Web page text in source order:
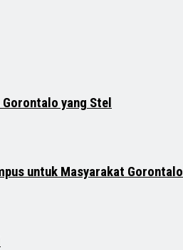
Gorontalo yang Stel
untuk Masyarakat Gorontalo